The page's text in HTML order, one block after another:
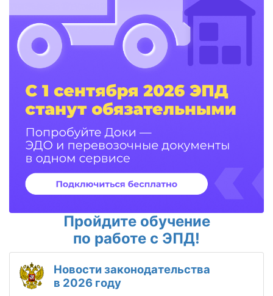
Пройдите обучение
по работе с ЭПД!
Новости законодательства
в 2026 году